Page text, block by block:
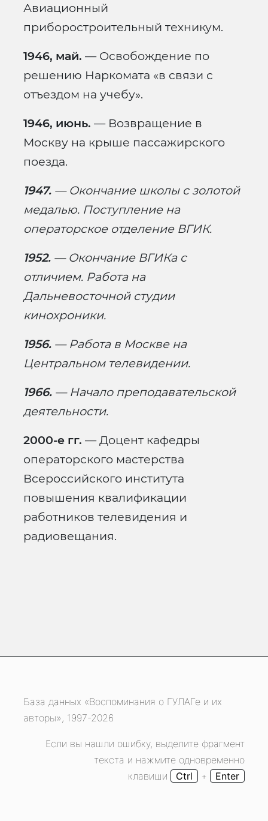
Авиационный
приборостроительный техникум.
1946, май. — Освобождение по
решению Наркомата «в связи с
отъездом на учебу».
1946, июнь. — Возвращение в
Москву на крыше пассажирского
поезда.
1947. — Окончание школы с золотой
медалью. Поступление на
операторское отделение ВГИК.
1952. — Окончание ВГИКа с
отличием. Работа на
Дальневосточной студии
кинохроники.
1956. — Работа в Москве на
Центральном телевидении.
1966. — Начало преподавательской
деятельности.
2000-е гг. — Доцент кафедры
операторского мастерства
Всероссийского института
повышения квалификации
работников телевидения и
радиовещания.
База данных «Воспоминания о ГУЛАГе и их
авторы», 1997-2026
Если вы нашли ошибку, выделите фрагмент
текста и нажмите одновременно
клавиши
Ctrl + Enter